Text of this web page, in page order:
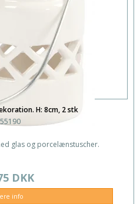
H: 8cm, 2 stk
glas og porcelænstuscher.
DKK
info